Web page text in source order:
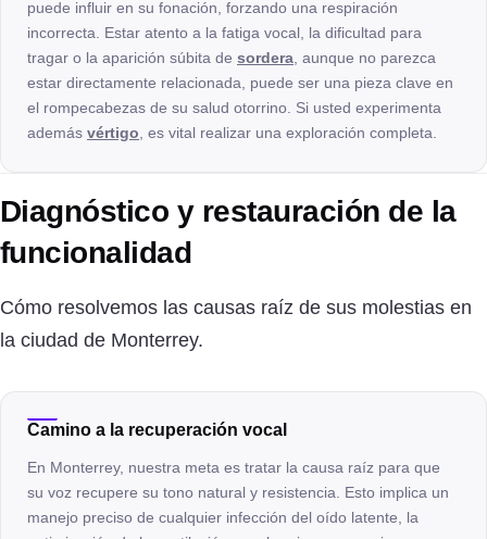
puede influir en su fonación, forzando una respiración
incorrecta. Estar atento a la fatiga vocal, la dificultad para
tragar o la aparición súbita de sordera , aunque no parezca
estar directamente relacionada, puede ser una pieza clave en
el rompecabezas de su salud otorrino. Si usted experimenta
además vértigo , es vital realizar una exploración completa.
Diagnóstico y restauración de la
funcionalidad
Cómo resolvemos las causas raíz de sus molestias en
la ciudad de Monterrey.
Camino a la recuperación vocal
En Monterrey, nuestra meta es tratar la causa raíz para que
su voz recupere su tono natural y resistencia. Esto implica un
manejo preciso de cualquier infección del oído latente, la